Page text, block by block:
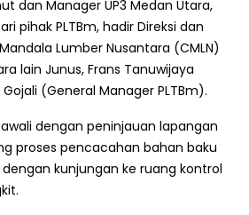
dan Manager UP3 Medan Utara,
pihak PLTBm, hadir Direksi dan
Lumber Nusantara (CMLN)
lain Junus, Frans Tanuwijaya
(General Manager PLTBm).
dengan peninjauan lapangan
proses pencacahan bahan baku
kunjungan ke ruang kontrol